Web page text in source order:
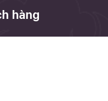
hàng